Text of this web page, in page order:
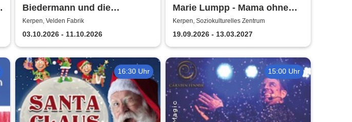
Biedermann und die
Brandstifter -
Theaterensemble dell' arte
e.V.
Kerpen, Velden Fabrik
03.10.2026 - 11.10.2026
Marie Lumpp - Mama ohne
Plan
Kerpen, Soziokulturelles Zentrum
19.09.2026 - 13.03.2027
16:30 Uhr 15:00 Uhr